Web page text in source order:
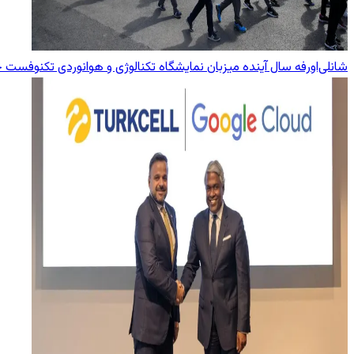
شانلی‌اورفه سال آینده میزبان نمایشگاه تکنالوژی و هوانوردی